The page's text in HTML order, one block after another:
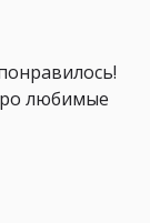
любимые